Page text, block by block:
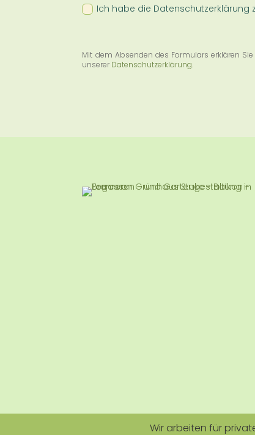
Ich habe die
Mit dem Absenden des Formulars erklären
unserer Datenschutzerklärung.
Wir arbeiten für